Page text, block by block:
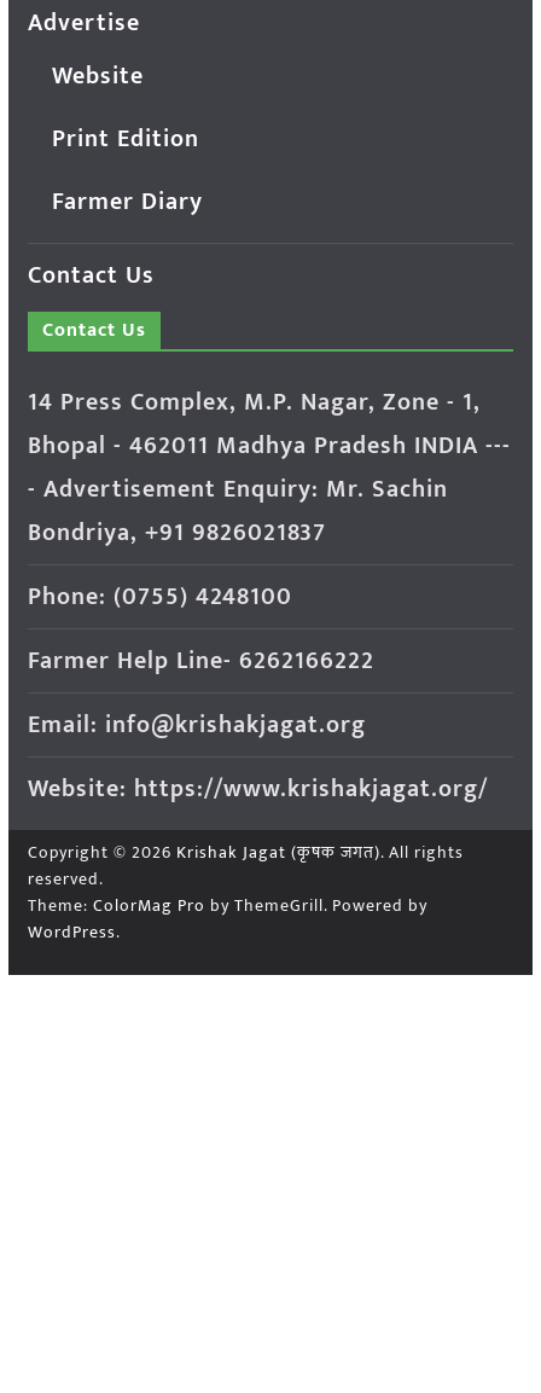
Advertise
Website
Print Edition
Farmer Diary
Contact Us
Contact Us
14 Press Complex, M.P. Nagar, Zone - 1,
Bhopal - 462011 Madhya Pradesh INDIA ---
- Advertisement Enquiry: Mr. Sachin
Bondriya, +91 9826021837
Phone: (0755) 4248100
Farmer Help Line- 6262166222
Email: info@krishakjagat.org
Website: https://www.krishakjagat.org/
Copyright © 2026 Krishak Jagat (कृषक जगत). All rights
reserved.
Theme: ColorMag Pro by ThemeGrill. Powered by
WordPress.